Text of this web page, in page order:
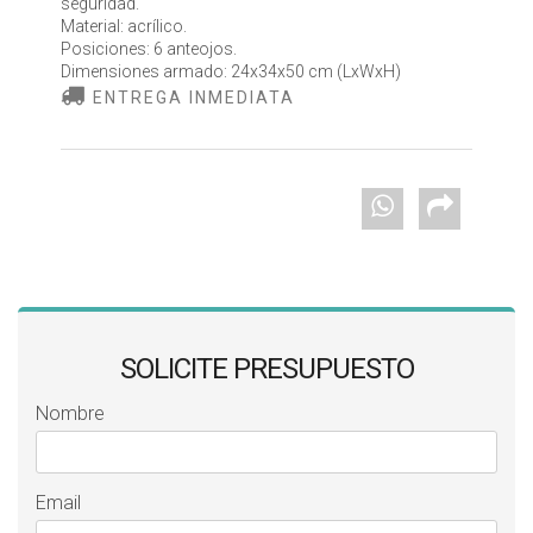
Material: acrílico.
Posiciones: 6 anteojos.
Dimensiones armado: 24x34x50 cm (LxWxH)
ENTREGA INMEDIATA
SOLICITE PRESUPUESTO
Nombre
Email